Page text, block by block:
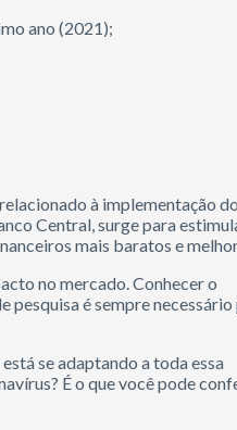
ano (2021);
à implementação
Central, surge para
mais baratos e
no mercado. Conhecer o
pesquisa é sempre necessário
se adaptando a toda essa
É o que você pode